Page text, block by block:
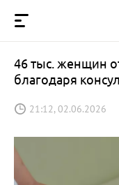
46 тыс. женщин
благодаря
21:12, 02.06.2026